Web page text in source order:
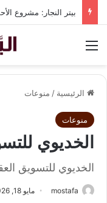
الرئيسية / منوعات
منوعات
الخديوي
الخديوي للتسويق
mostafa مايو 18, 2026